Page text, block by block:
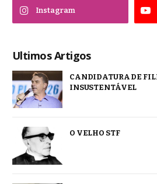
Instagram
Ultimos Artigos
CANDIDATURA DE
INSUSTENTÁVEL
O VELHO STF